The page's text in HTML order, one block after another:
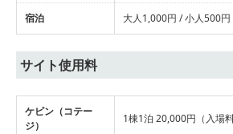
宿泊 大人1,000円 / 小人500円
サイト使用料
ケビン（コテー
ジ）
1棟1泊 20,000円（入場